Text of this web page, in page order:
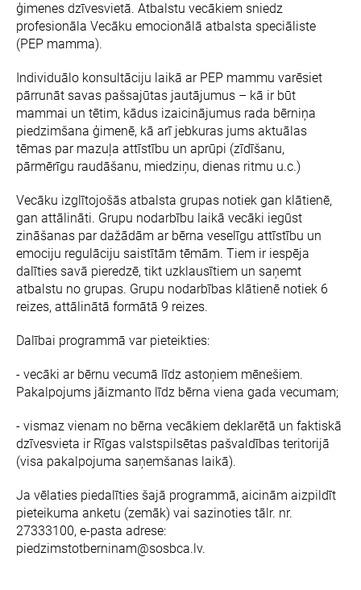
ģimenes dzīvesvietā. Atbalstu vecākiem sniedz
profesionāla Vecāku emocionālā atbalsta speciāliste
(PEP mamma).
Individuālo konsultāciju laikā ar PEP mammu varēsiet
pārrunāt savas pašsajūtas jautājumus – kā ir būt
mammai un tētim, kādus izaicinājumus rada bērniņa
piedzimšana ģimenē, kā arī jebkuras jums aktuālas
tēmas par mazuļa attīstību un aprūpi (zīdīšanu,
pārmērīgu raudāšanu, miedziņu, dienas ritmu u.c.)
Vecāku izglītojošās atbalsta grupas notiek gan klātienē,
gan attālināti. Grupu nodarbību laikā vecāki iegūst
zināšanas par dažādām ar bērna veselīgu attīstību un
emociju regulāciju saistītām tēmām. Tiem ir iespēja
dalīties savā pieredzē, tikt uzklausītiem un saņemt
atbalstu no grupas. Grupu nodarbības klātienē notiek 6
reizes, attālinātā formātā 9 reizes.
Dalībai programmā var pieteikties:
- vecāki ar bērnu vecumā līdz astoņiem mēnešiem.
Pakalpojums jāizmanto līdz bērna viena gada vecumam;
- vismaz vienam no bērna vecākiem deklarētā un faktiskā
dzīvesvieta ir Rīgas valstspilsētas pašvaldības teritorijā
(visa pakalpojuma saņemšanas laikā).
Ja vēlaties piedalīties šajā programmā, aicinām aizpildīt
pieteikuma anketu (zemāk) vai sazinoties tālr. nr.
27333100, e-pasta adrese:
piedzimstotberninam@sosbca.lv.